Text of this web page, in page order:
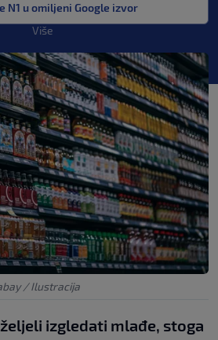
N1 u omiljeni Google izvor
Više
/ Ilustracija
izgledati mlađe, stoga